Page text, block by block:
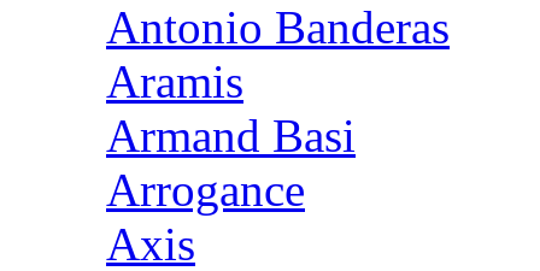
Antonio Banderas
Aramis
Armand Basi
Arrogance
Axis